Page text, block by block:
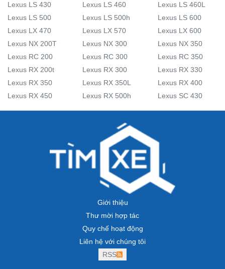
Lexus LS 430
Lexus LS 460
Lexus LS 460L
Lexus LS 500
Lexus LS 500h
Lexus LS 600
Lexus LX 470
Lexus LX 570
Lexus LX 600
Lexus NX 200T
Lexus NX 300
Lexus NX 350
Lexus RC 200
Lexus RC 300
Lexus RC 350
Lexus RX 200t
Lexus RX 300
Lexus RX 330
Lexus RX 350
Lexus RX 350L
Lexus RX 400
Lexus RX 450
Lexus RX 500h Lexus SC 430
Giới thiệu
Thư mời hợp tác
Quy chế hoạt động
Liên hệ với chúng tôi
RSS